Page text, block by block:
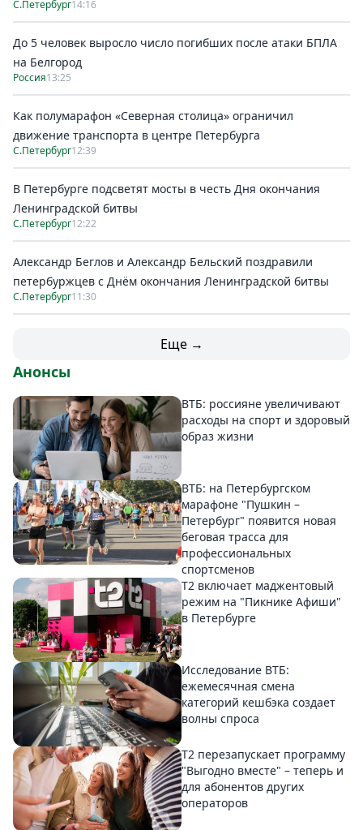
С.Петербург14:16
До 5 человек выросло число погибших после атаки БПЛА
на Белгород
Россия13:25
Как полумарафон «Северная столица» ограничил
движение транспорта в центре Петербурга
С.Петербург12:39
В Петербурге подсветят мосты в честь Дня окончания
Ленинградской битвы
С.Петербург12:22
Александр Беглов и Александр Бельский поздравили
петербуржцев с Днём окончания Ленинградской битвы
С.Петербург11:30
Еще →
Анонсы
ВТБ: россияне увеличивают
расходы на спорт и здоровый
образ жизни
ВТБ: на Петербургском
марафоне "Пушкин –
Петербург" появится новая
беговая трасса для
профессиональных
спортсменов
Т2 включает маджентовый
режим на "Пикнике Афиши"
в Петербурге
Исследование ВТБ:
ежемесячная смена
категорий кешбэка создает
волны спроса
Т2 перезапускает программу
"Выгодно вместе" – теперь и
для абонентов других
операторов